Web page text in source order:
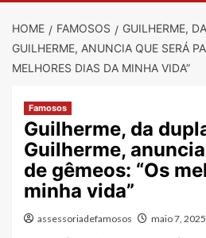
HOME FAMOSOS
GUILHERME,
GUILHERME, ANUNCIA QUE SERÁ
MELHORES DIAS DA MINHA VIDA”
Famosos
Guilherme, da
Guilherme,
de gêmeos: “Os
minha vida”
assessoriadefamosos maio 7, 2025